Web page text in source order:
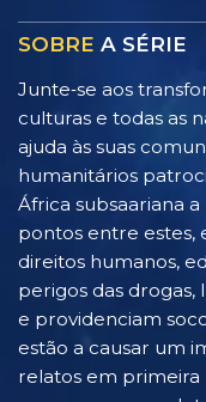
SOBRE A SÉRIE
Junte‑se aos
culturas e todas as
ajuda às suas
humanitários
África subsaariana
pontos entre estes,
direitos humanos,
perigos das
e providenciam
estão a causar um
relatos em